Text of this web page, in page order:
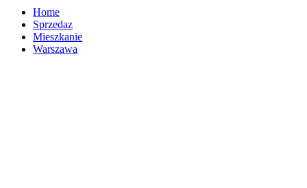
Home
Sprzedaz
Mieszkanie
Warszawa